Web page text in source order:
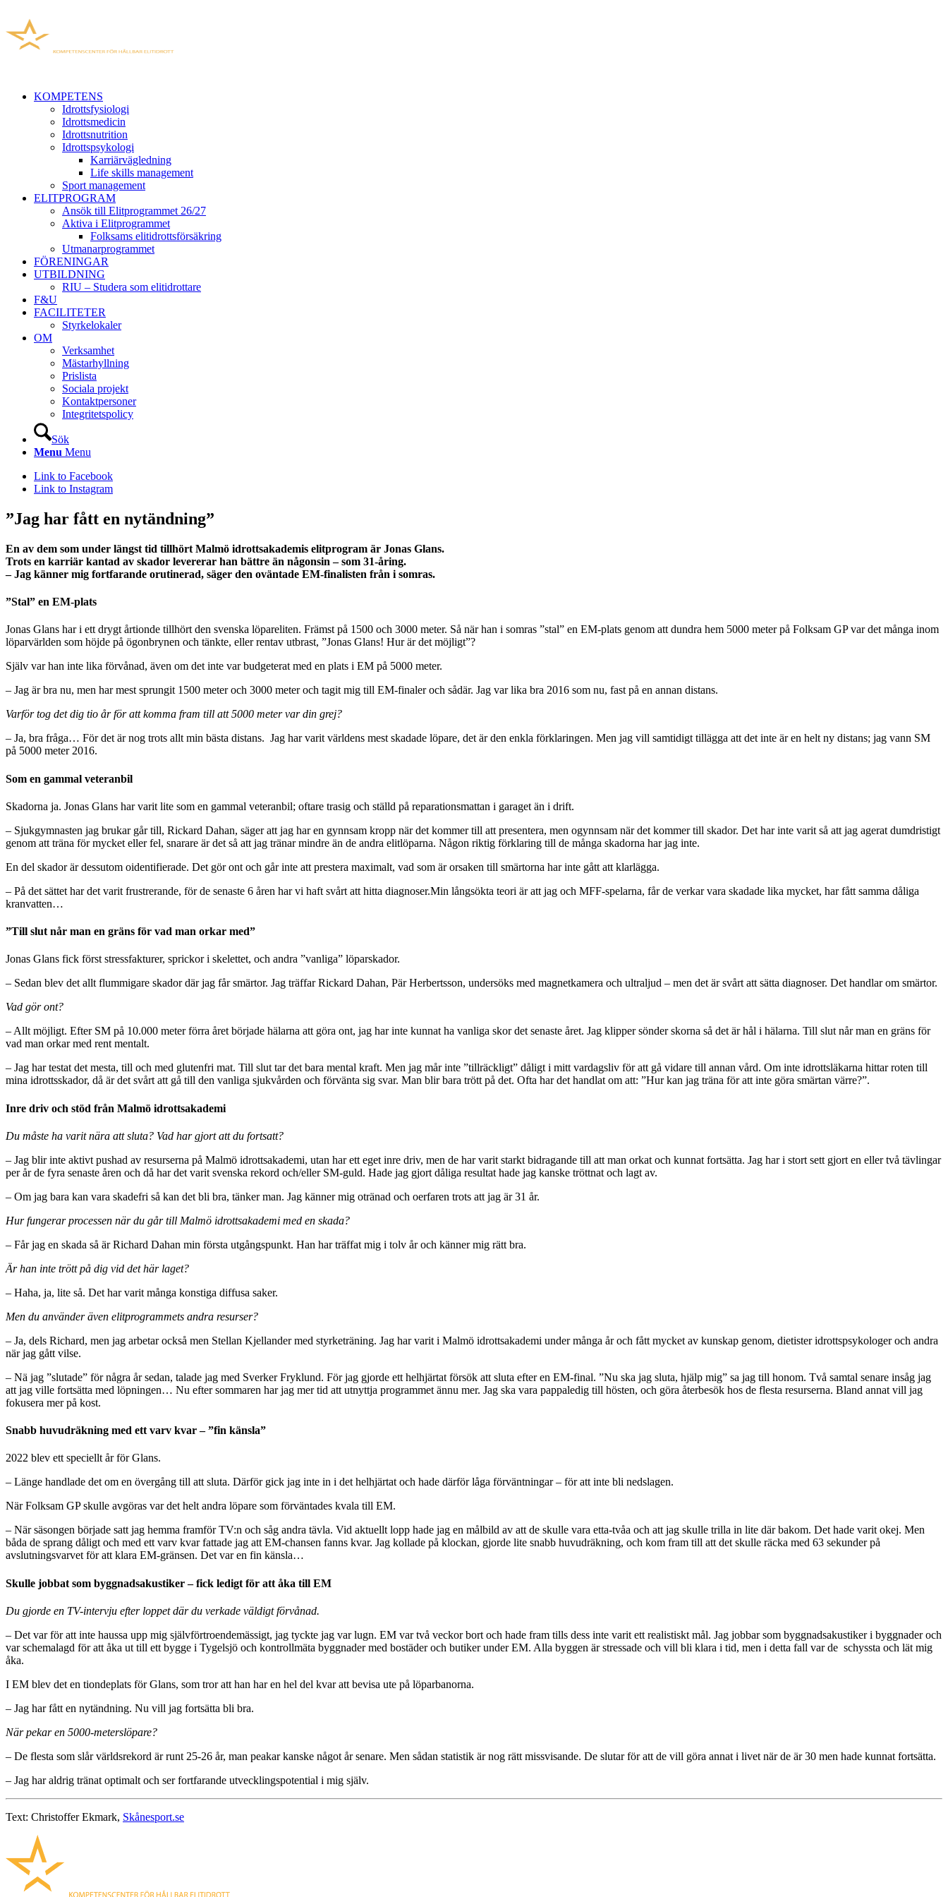
KOMPETENS
Idrottsfysiologi
Idrottsmedicin
Idrottsnutrition
Idrottspsykologi
Karriärvägledning
Life skills management
Sport management
ELITPROGRAM
Ansök till Elitprogrammet 26/27
Aktiva i Elitprogrammet
Folksams elitidrottsförsäkring
Utmanarprogrammet
FÖRENINGAR
UTBILDNING
RIU – Studera som elitidrottare
F&U
FACILITETER
Styrkelokaler
OM
Verksamhet
Mästarhyllning
Prislista
Sociala projekt
Kontaktpersoner
Integritetspolicy
Sök
Menu Menu
Link to Facebook
Link to Instagram
”Jag har fått en nytändning”
En av dem som under längst tid tillhört Malmö idrottsakademis elitprogram är Jonas Glans.
Trots en karriär kantad av skador levererar han bättre än någonsin – som 31-åring.
– Jag känner mig fortfarande orutinerad, säger den oväntade EM-finalisten från i somras.
”Stal” en EM-plats
Jonas Glans har i ett drygt årtionde tillhört den svenska löpareliten. Främst på 1500 och 3000 meter. Så när han i somras ”stal” en EM-plats genom att dundra hem 5000 meter på Folksam GP var det många inom
löparvärlden som höjde på ögonbrynen och tänkte, eller rentav utbrast, ”Jonas Glans! Hur är det möjligt”?
Själv var han inte lika förvånad, även om det inte var budgeterat med en plats i EM på 5000 meter.
– Jag är bra nu, men har mest sprungit 1500 meter och 3000 meter och tagit mig till EM-finaler och sådär. Jag var lika bra 2016 som nu, fast på en annan distans.
Varför tog det dig tio år för att komma fram till att 5000 meter var din grej?
– Ja, bra fråga… För det är nog trots allt min bästa distans. Jag har varit världens mest skadade löpare, det är den enkla förklaringen. Men jag vill samtidigt tillägga att det inte är en helt ny distans; jag vann SM
på 5000 meter 2016.
Som en gammal veteranbil
Skadorna ja. Jonas Glans har varit lite som en gammal veteranbil; oftare trasig och ställd på reparationsmattan i garaget än i drift.
– Sjukgymnasten jag brukar går till, Rickard Dahan, säger att jag har en gynnsam kropp när det kommer till att presentera, men ogynnsam när det kommer till skador. Det har inte varit så att jag agerat dumdristigt
genom att träna för mycket eller fel, snarare är det så att jag tränar mindre än de andra elitlöparna. Någon riktig förklaring till de många skadorna har jag inte.
En del skador är dessutom oidentifierade. Det gör ont och går inte att prestera maximalt, vad som är orsaken till smärtorna har inte gått att klarlägga.
– På det sättet har det varit frustrerande, för de senaste 6 åren har vi haft svårt att hitta diagnoser.Min långsökta teori är att jag och MFF-spelarna, får de verkar vara skadade lika mycket, har fått samma dåliga
kranvatten…
”Till slut når man en gräns för vad man orkar med”
Jonas Glans fick först stressfakturer, sprickor i skelettet, och andra ”vanliga” löparskador.
– Sedan blev det allt flummigare skador där jag får smärtor. Jag träffar Rickard Dahan, Pär Herbertsson, undersöks med magnetkamera och ultraljud – men det är svårt att sätta diagnoser. Det handlar om smärtor.
Vad gör ont?
– Allt möjligt. Efter SM på 10.000 meter förra året började hälarna att göra ont, jag har inte kunnat ha vanliga skor det senaste året. Jag klipper sönder skorna så det är hål i hälarna. Till slut når man en gräns för
vad man orkar med rent mentalt.
– Jag har testat det mesta, till och med glutenfri mat. Till slut tar det bara mental kraft. Men jag mår inte ”tillräckligt” dåligt i mitt vardagsliv för att gå vidare till annan vård. Om inte idrottsläkarna hittar roten till
mina idrottsskador, då är det svårt att gå till den vanliga sjukvården och förvänta sig svar. Man blir bara trött på det. Ofta har det handlat om att: ”Hur kan jag träna för att inte göra smärtan värre?”.
Inre driv och stöd från Malmö idrottsakademi
Du måste ha varit nära att sluta? Vad har gjort att du fortsatt?
– Jag blir inte aktivt pushad av resurserna på Malmö idrottsakademi, utan har ett eget inre driv, men de har varit starkt bidragande till att man orkat och kunnat fortsätta. Jag har i stort sett gjort en eller två tävlingar
per år de fyra senaste åren och då har det varit svenska rekord och/eller SM-guld. Hade jag gjort dåliga resultat hade jag kanske tröttnat och lagt av.
– Om jag bara kan vara skadefri så kan det bli bra, tänker man. Jag känner mig otränad och oerfaren trots att jag är 31 år.
Hur fungerar processen när du går till Malmö idrottsakademi med en skada?
– Får jag en skada så är Richard Dahan min första utgångspunkt. Han har träffat mig i tolv år och känner mig rätt bra.
Är han inte trött på dig vid det här laget?
– Haha, ja, lite så. Det har varit många konstiga diffusa saker.
Men du använder även elitprogrammets andra resurser?
– Ja, dels Richard, men jag arbetar också men Stellan Kjellander med styrketräning. Jag har varit i Malmö idrottsakademi under många år och fått mycket av kunskap genom, dietister idrottspsykologer och andra
när jag gått vilse.
– Nä jag ”slutade” för några år sedan, talade jag med Sverker Fryklund. För jag gjorde ett helhjärtat försök att sluta efter en EM-final. ”Nu ska jag sluta, hjälp mig” sa jag till honom. Två samtal senare insåg jag
att jag ville fortsätta med löpningen… Nu efter sommaren har jag mer tid att utnyttja programmet ännu mer. Jag ska vara pappaledig till hösten, och göra återbesök hos de flesta resurserna. Bland annat vill jag
fokusera mer på kost.
Snabb huvudräkning med ett varv kvar – ”fin känsla”
2022 blev ett speciellt år för Glans.
– Länge handlade det om en övergång till att sluta. Därför gick jag inte in i det helhjärtat och hade därför låga förväntningar – för att inte bli nedslagen.
När Folksam GP skulle avgöras var det helt andra löpare som förväntades kvala till EM.
– När säsongen började satt jag hemma framför TV:n och såg andra tävla. Vid aktuellt lopp hade jag en målbild av att de skulle vara etta-tvåa och att jag skulle trilla in lite där bakom. Det hade varit okej. Men
båda de sprang dåligt och med ett varv kvar fattade jag att EM-chansen fanns kvar. Jag kollade på klockan, gjorde lite snabb huvudräkning, och kom fram till att det skulle räcka med 63 sekunder på
avslutningsvarvet för att klara EM-gränsen. Det var en fin känsla…
Skulle jobbat som byggnadsakustiker – fick ledigt för att åka till EM
Du gjorde en TV-intervju efter loppet där du verkade väldigt förvånad.
– Det var för att inte haussa upp mig självförtroendemässigt, jag tyckte jag var lugn. EM var två veckor bort och hade fram tills dess inte varit ett realistiskt mål. Jag jobbar som byggnadsakustiker i byggnader och
var schemalagd för att åka ut till ett bygge i Tygelsjö och kontrollmäta byggnader med bostäder och butiker under EM. Alla byggen är stressade och vill bli klara i tid, men i detta fall var de schyssta och lät mig
åka.
I EM blev det en tiondeplats för Glans, som tror att han har en hel del kvar att bevisa ute på löparbanorna.
– Jag har fått en nytändning. Nu vill jag fortsätta bli bra.
När pekar en 5000-meterslöpare?
– De flesta som slår världsrekord är runt 25-26 år, man peakar kanske något år senare. Men sådan statistik är nog rätt missvisande. De slutar för att de vill göra annat i livet när de är 30 men hade kunnat fortsätta.
– Jag har aldrig tränat optimalt och ser fortfarande utvecklingspotential i mig själv.
Text: Christoffer Ekmark, Skånesport.se